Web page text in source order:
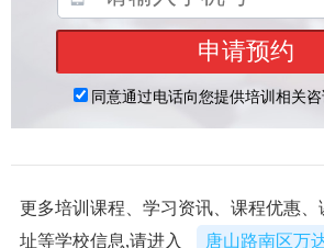
更多培训课程、学习资讯、课程优惠
址等学校信息,请进入
唐山路南区万